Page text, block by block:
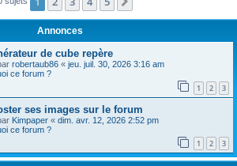
r
Annonces
de cube repère
robertaub86 « jeu. juil. 30, 2026 3:16 am
ce forum ?
1 2 3
ses images sur le forum
Kimpaper « dim. avr. 12, 2026 2:52 pm
ce forum ?
1 2 3